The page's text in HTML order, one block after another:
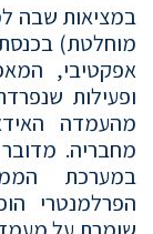
במציאות שבה
מוחלטת)
אפקטיבי,
ופעילות
מהעמדה
מחבריה.
במערכת
הפרלמנטרי